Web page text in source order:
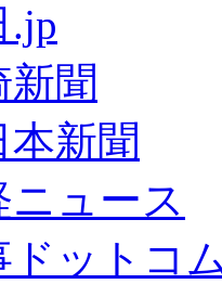
.jp
新聞
本新聞
ニュース
ドットコ